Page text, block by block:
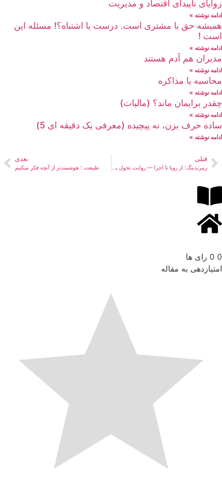
زوایای ناپیدای اقتصاد و مدیریت
ادامه نوشته »
همیشه حق با مشتری است. درست یا اشتباه؟! مسئله این
است !
ادامه نوشته »
مدیران هم آدم هستند
ادامه نوشته »
محاسبه یا مذاکره
ادامه نوشته »
چقدر برایمان ماند؟ (مالیات)
ادامه نوشته »
ساده حرف بزن، نه پیچیده (معرفی یک دقیقه ای 5)
ادامه نوشته »
قبلی
ریبرندینگ؛ از رویا تا اجرا — روایت تحول بانک ملت
بعدی
طبیعت ؛ هوشمندتر از آنچه فکر میکنیم
0
0 رای ها
امتیازدهی به مقاله